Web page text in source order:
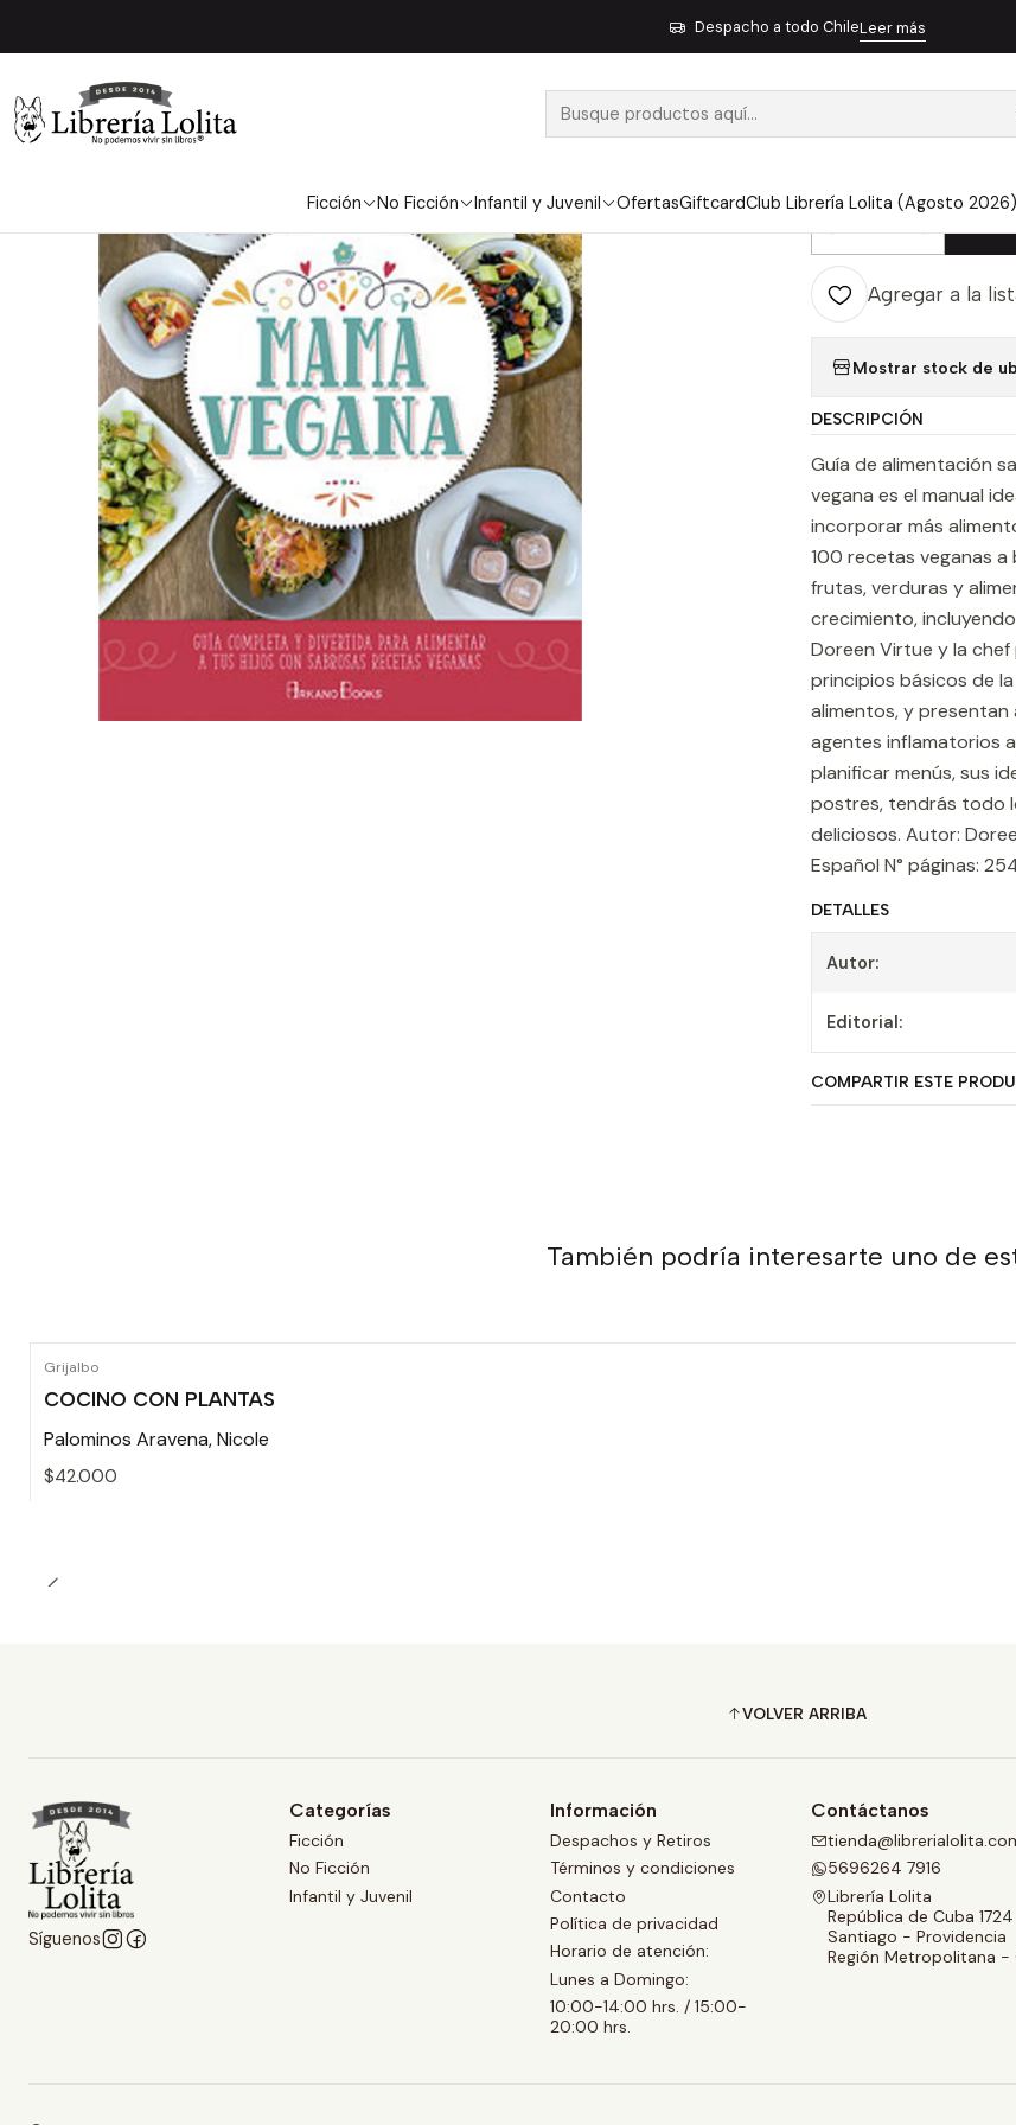
Ficción No Ficción Infantil y Juvenil OfertasGiftcardClub Librería Lolita (Agosto 2026)
Despacho a todo ChileLeer más
Vegetariana y vegana Mama Vegana - Virtue,
MAMA
Cantidad
Agregar a la
Mostrar stock de
DESCRIPCIÓN
Guía de alimentación
vegana es el manual
incorporar más
100 recetas veganas a
frutas, verduras y
crecimiento,
Doreen Virtue y la chef
principios básicos de
alimentos, y
agentes inflamatorios
planificar menús, sus
postres, tendrás todo
deliciosos. Autor:
Español N° páginas:
DETALLES
Autor:
Editorial:
COMPARTIR ESTE
También podría interesarte uno de
Grijalbo
COCINO CON PLANTAS
Palominos Aravena, Nicole
$42.000
VOLVER ARRIBA
Síguenos
Categorías
Ficción
No Ficción
Infantil y Juvenil
Información
Despachos y Retiros
Términos y condiciones
Contacto
Política de privacidad
Horario de atención:
Lunes a Domingo:
10:00-14:00 hrs. / 15:00-
20:00 hrs.
Contáctanos
5696264 7916
Librería Lolita
República de Cuba 1724
Santiago - Providencia
Región Metropolitana -